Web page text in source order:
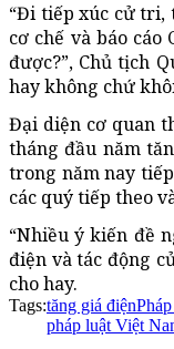
“Đi tiếp xúc cử tri,
cơ chế và báo
được?”, Chủ tịch
hay không chứ
Đại diện cơ quan
tháng đầu năm
trong năm nay
các quý tiếp theo
“Nhiều ý kiến đề
điện và tác động
cho hay.
Tags:tăng giá điện
pháp luật Việt